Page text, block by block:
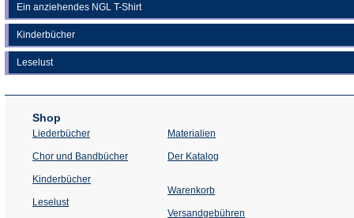
Ein anziehendes NGL T-Shirt
Kinderbücher
Leselust
Shop
Liederbücher
Chor und Bandbücher
Kinderbücher
Leselust
Materialien
Der Katalog
Warenkorb
Versandgebühren